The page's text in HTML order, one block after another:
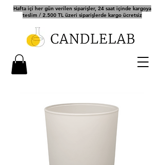
Hafta içi her gün verilen siparişler, 24 saat içinde kargoya
teslim / 2.500 TL üzeri siparişlerde kargo ücretsiz